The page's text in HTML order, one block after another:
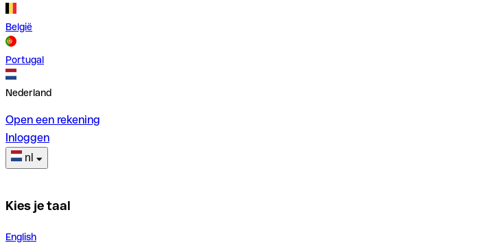
België
Portugal
Nederland
Open een rekening
Inloggen
nl
Kies je taal
English